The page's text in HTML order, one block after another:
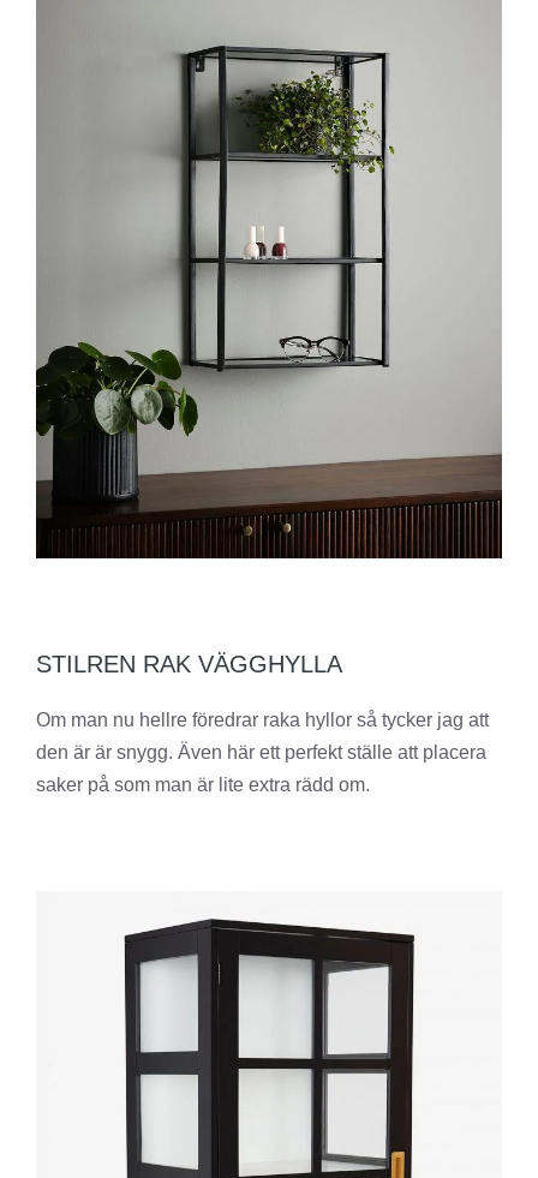
STILREN RAK VÄGGHYLLA
Om man nu hellre föredrar raka hyllor så tycker jag att
den är är snygg. Även här ett perfekt ställe att placera
saker på som man är lite extra rädd om.